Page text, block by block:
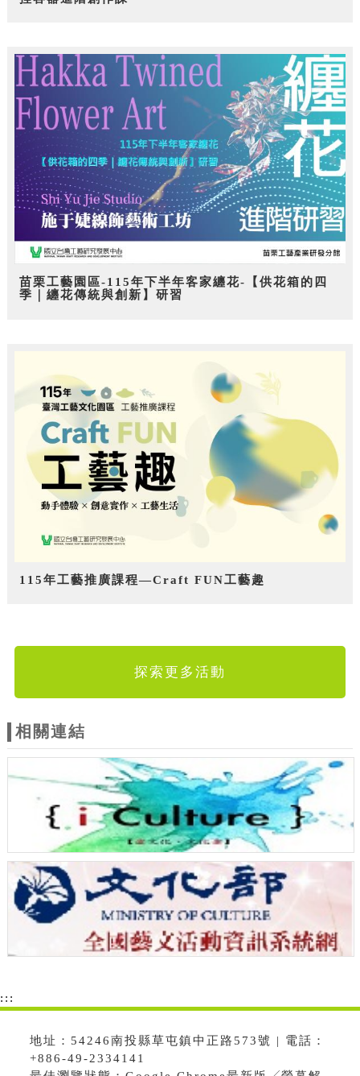
苗栗工藝園區-115年下半年客家纏花-【供花箱的四
季｜纏花傳統與創新】研習
115年工藝推廣課程—Craft FUN工藝趣
探索更多活動
相關連結
:::
地址：54246南投縣草屯鎮中正路573號 | 電話：
+886-49-2334141